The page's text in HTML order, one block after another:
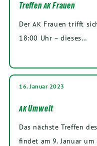
TreffenAKFrauen
DerAK Frau­en trifft
18:00 Uhr – dieses…
16. Januar 2023
AKUmwelt
Das nächs­te Tref­fen
fin­det am9. Janu­ar um